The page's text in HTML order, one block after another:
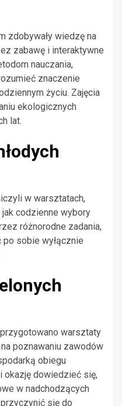
zdobywały wiedzę na
zabawę i interaktywne
nauczania,
znaczenie
życiu. Zajęcia
ekologicznych
lat.
w warsztatach,
jak codzienne wybory
różnorodne zadania,
sobie wyłącznie
warsztaty
na poznawaniu zawodów
obiegu
okazję dowiedzieć się,
w nadchodzących
się do